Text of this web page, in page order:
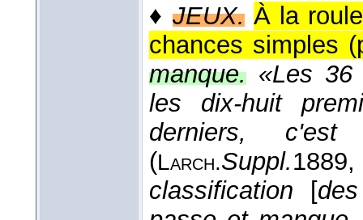
♦ JEUX. À la
chances simples
manque. «Les 36
les dix-huit
derniers,
(Larch.Suppl.1889,
classification [